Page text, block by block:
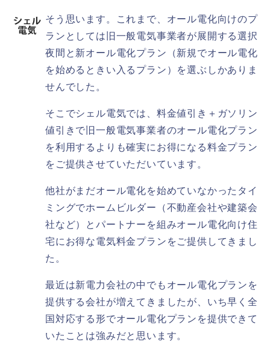
そう思います。これまで、オール電化向けのプ
ランとしては旧一般電気事業者が展開する選択
夜間と新オール電化プラン（新規でオール電化
を始めるときい入るプラン）を選ぶしかありま
せんでした。
そこでシェル電気では、料金値引き＋ガソリン
値引きで旧一般電気事業者のオール電化プラン
を利用するよりも確実にお得になる料金プラン
をご提供させていただいています。
他社がまだオール電化を始めていなかったタイ
ミングでホームビルダー（不動産会社や建築会
社など）とパートナーを組みオール電化向け住
宅にお得な電気料金プランをご提供してきまし
た。
最近は新電力会社の中でもオール電化プランを
提供する会社が増えてきましたが、いち早く全
国対応する形でオール電化プランを提供できて
いたことは強みだと思います。